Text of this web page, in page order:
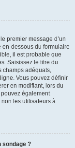
premier message d’un
en-dessous du formulaire
il est probable que
Saisissez le titre du
champs adéquats,
Vous pouvez définir
en modifiant, lors du
également
les utilisateurs à
sondage ?